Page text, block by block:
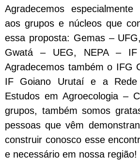
Agradecemos
aos grupos e núcleos que
essa proposta: Gemas –
Gwatá – UEG, NEPA – IF
Agradecemos também o IFG
IF Goiano Urutaí e a
Estudos em Agroecologia –
grupos, também somos
pessoas que vêm
construir conosco esse
e necessário em nossa região!